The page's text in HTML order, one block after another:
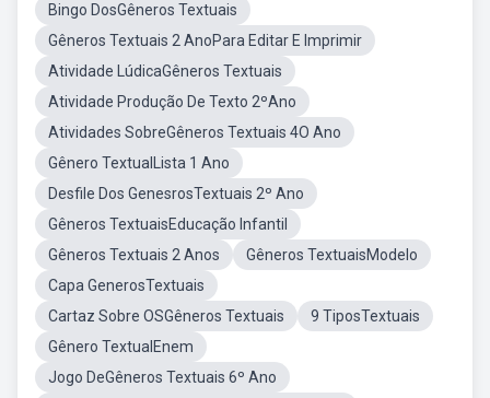
Bingo DosGêneros Textuais
Gêneros Textuais 2 AnoPara Editar E Imprimir
Atividade LúdicaGêneros Textuais
Atividade Produção De Texto 2ºAno
Atividades SobreGêneros Textuais 4O Ano
Gênero TextualLista 1 Ano
Desfile Dos GenesrosTextuais 2º Ano
Gêneros TextuaisEducação Infantil
Gêneros Textuais 2 Anos
Gêneros TextuaisModelo
Capa GenerosTextuais
Cartaz Sobre OSGêneros Textuais
9 TiposTextuais
Gênero TextualEnem
Jogo DeGêneros Textuais 6º Ano